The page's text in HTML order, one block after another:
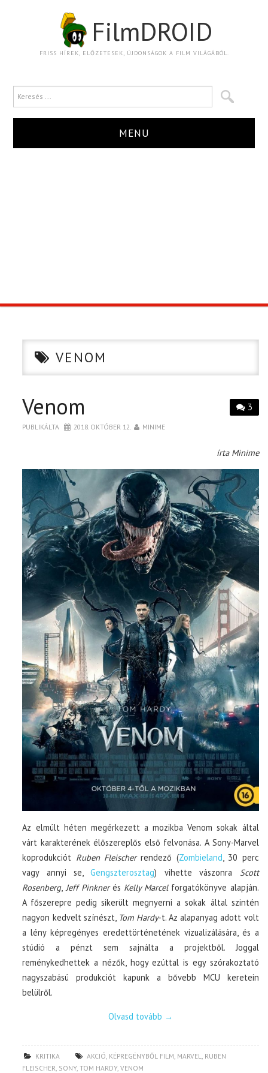
FilmDROID
FRISS HÍREK, ELŐZETESEK, ÚJDONSÁGOK A FILM VILÁGÁBÓL.
MENU
CIKK VENOM
3
Venom
PUBLIKÁLTA 2018. OKTÓBER 12. MINIME
írta Minime
Az elmúlt héten megérkezett a mozikba Venom sokak által
várt karakterének élőszereplős első felvonása. A Sony-Marvel
koprodukciót Ruben Fleischerrendező (Zombieland, 30 perc
vagy annyi se,Gengszterosztag) vihette vászonra Scott
Rosenberg,Jeff Pinknerés Kelly Marcelforgatókönyve alapján.
A főszerepre pedig sikerült megnyerni a sokak által szintén
nagyon kedvelt színészt, Tom Hardy-t. Az alapanyag adott volt
a lény képregényes eredettörténetének vizualizálására, és a
stúdió a pénzt sem sajnálta a projektből. Joggal
reménykedhettek a nézők, hogy ezúttal is egy szórakoztató
nagyszabású produkciót kapunk a bővebb MCU keretein
belülről.
Olvasd tovább →
KRITIKA AKCIÓ KÉPREGÉNYBŐL FILM MARVEL
RUBEN
FLEISCHER SONY,TOM HARDY,VENOM